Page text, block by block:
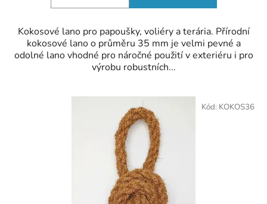
Kokosové lano pro papoušky, voliéry a terária. Přírodní
kokosové lano o průměru 35 mm je velmi pevné a
odolné lano vhodné pro náročné použití v exteriéru i pro
výrobu robustních...
Kód: KOKOS36